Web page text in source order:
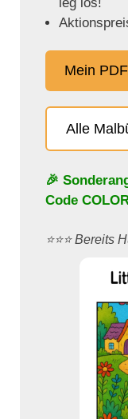
Mein
Alle
🎉
Code
⭐️⭐️⭐️ Bereits